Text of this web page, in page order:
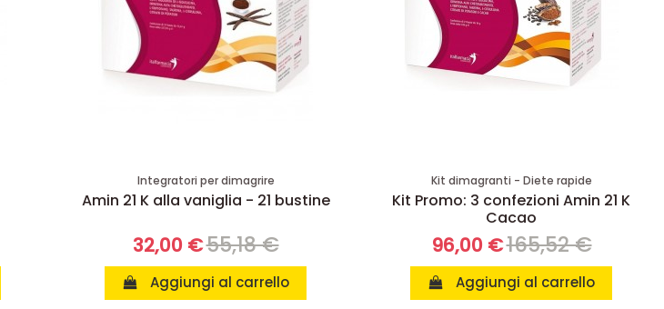
Integratori per dimagrire
Amin 21 K alla vaniglia - 21 bustine
32,00 €55,18 €
Aggiungi al carrello
Kit dimagranti - Diete rapide
Kit Promo: 3 confezioni Amin 21 K
Cacao
96,00 €165,52 €
Aggiungi al carrello